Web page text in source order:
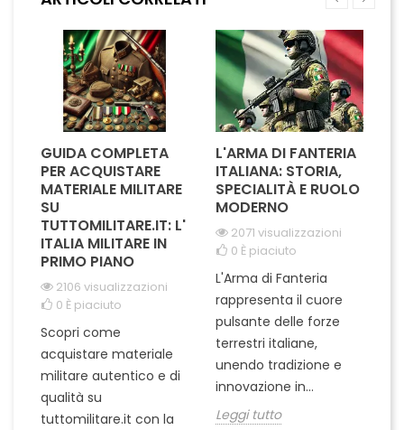
ideale per...
gamma...
GUIDA COMPLETA
PER ACQUISTARE
MATERIALE MILITARE
SU
TUTTOMILITARE.IT: L'
ITALIA MILITARE IN
PRIMO PIANO
2106 visualizzazioni
0 È piaciuto
Scopri come
acquistare materiale
militare autentico e di
qualità su
tuttomilitare.it con la
L'ARMA DI FANTERIA
ITALIANA: STORIA,
SPECIALITÀ E RUOLO
MODERNO
2071 visualizzazioni
0 È piaciuto
L'Arma di Fanteria
rappresenta il cuore
pulsante delle forze
terrestri italiane,
unendo tradizione e
innovazione in...
Leggi tutto